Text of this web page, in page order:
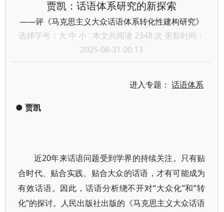
贾凯：话语体系研究的新探索
——评《马克思主义大众话语体系转化性建构研究》
选择字号： 大 中 小 本文共阅读 2348 次 更新时间：
2025-08-31 00:13
进入专题：话语体系
● 贾凯
近20年来话语问题受到学界的持续关注。只有贴
合时代、贴合实践、贴合大众的话语，才有可能成为
有效话语。因此，话语分析绕不开对“大众化”和“转
化”的探讨。人民出版社出版的《马克思主义大众话语